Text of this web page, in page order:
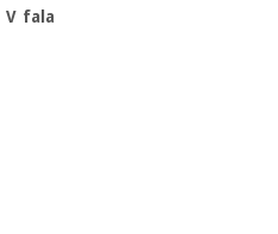
V fala